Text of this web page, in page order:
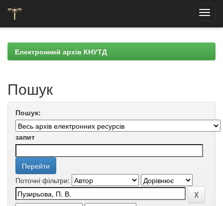
navigationЕлектронний архів КНУТД
Пошук
Пошук:
запит
Поточні фільтри: